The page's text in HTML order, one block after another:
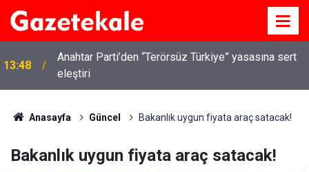
13:07
Kırıkkale’de hayvan hastalıklarına karşı denetimler
artırıldı
Anasayfa Güncel Bakanlık uygun fiyata araç satacak!
Bakanlık uygun fiyata araç satacak!